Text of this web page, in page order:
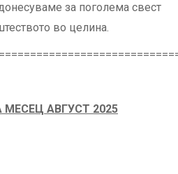
за поголема свест
во целина.
МЕСЕЦ АВГУСТ 2025